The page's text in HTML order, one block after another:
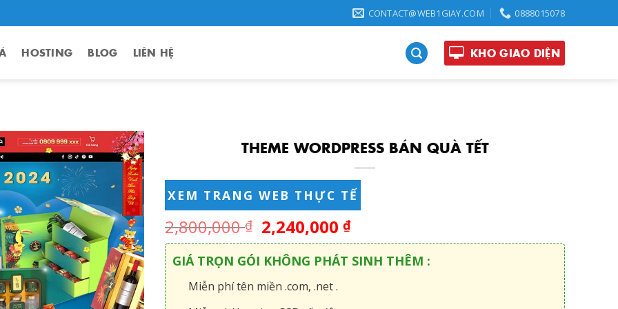
CONTACT@WEB1GIAY.COM 0888015078
HOSTING BLOG LIÊN HỆ KHO GIAO DIỆN
THEME WORDPRESS BÁN QUÀ TẾT
XEM TRANG WEB THỰC TẾ
2,800,000₫ 2,240,000₫
GIÁ TRỌN GÓI KHÔNG PHÁT SINH THÊM :
Miễn phí tên miền .com, .net .